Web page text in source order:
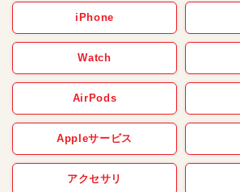
iPhone
Watch
AirPods
Appleサービス
アクセサリ